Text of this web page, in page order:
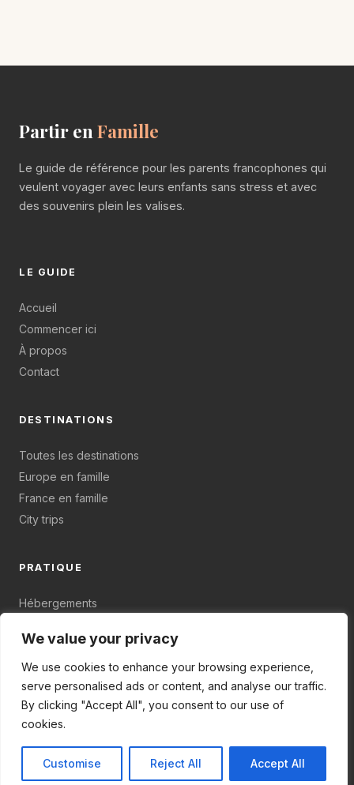
We value your privacy
We use cookies to enhance your browsing experience,
serve personalised ads or content, and analyse our traffic.
By clicking "Accept All", you consent to our use of
cookies.
Customise Reject All Accept All
Partir en Famille
Le guide de référence pour les parents francophones qui
veulent voyager avec leurs enfants sans stress et avec
des souvenirs plein les valises.
LE GUIDE
Accueil
Commencer ici
À propos
Contact
DESTINATIONS
Toutes les destinations
Europe en famille
France en famille
City trips
PRATIQUE
Hébergements
Plan du site
© 2026 Partir en Famille - Tous droits réservés.
Mentions légales Politique de confidentialitéPlan du site